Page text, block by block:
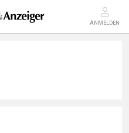
ANMELDEN